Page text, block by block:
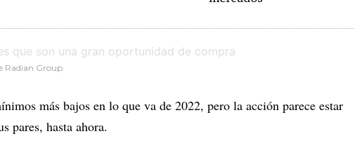
Radian Group.
más bajos en lo que va de 2022, pero la acción parece estar
pares, hasta ahora.